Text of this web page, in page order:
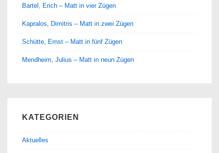
Bartel, Erich – Matt in vier Zügen
Kapralos, Dimitris – Matt in zwei Zügen
Schütte, Ernst – Matt in fünf Zügen
Mendheim, Julius – Matt in neun Zügen
KATEGORIEN
Aktuelles